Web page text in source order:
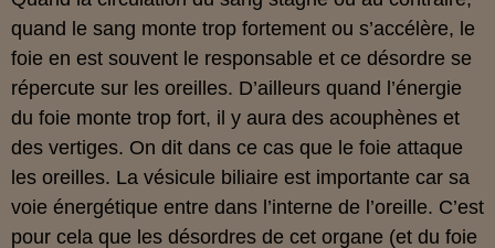
quand le sang monte trop fortement ou s’accélère, le
foie en est souvent le responsable et ce désordre se
répercute sur les oreilles. D’ailleurs quand l’énergie
du foie monte trop fort, il y aura des acouphènes et
des vertiges. On dit dans ce cas que le foie attaque
les oreilles. La vésicule biliaire est importante car sa
voie énergétique entre dans l’interne de l’oreille. C’est
pour cela que les désordres de cet organe (et du foie